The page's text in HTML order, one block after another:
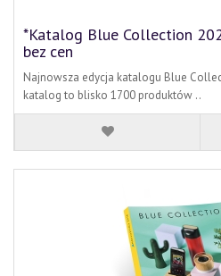
*Katalog Blue Collection
bez cen
Najnowsza edycja katalogu Blue
katalog to blisko 1700 produktów ..